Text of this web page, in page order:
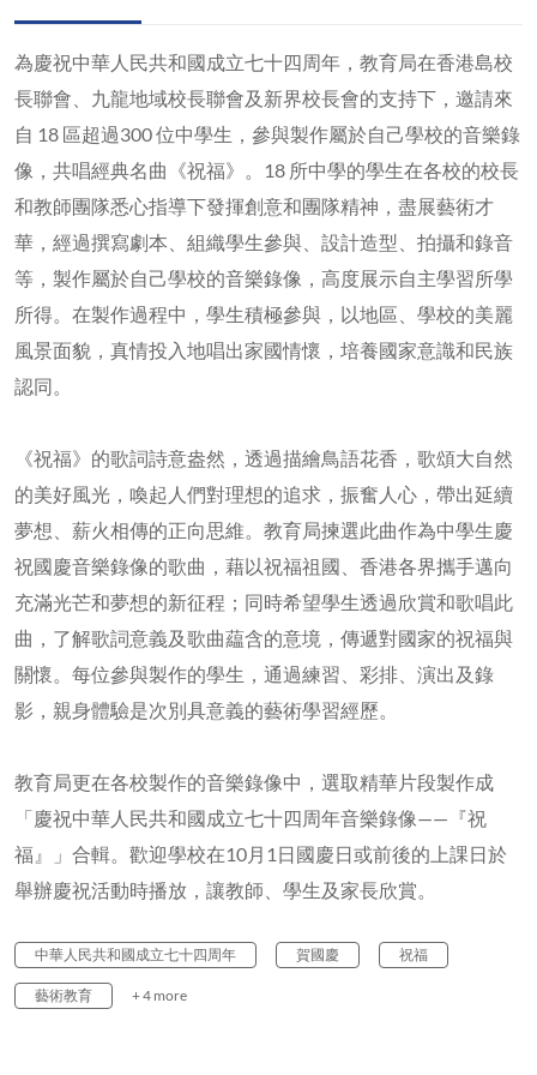
為慶祝中華人民共和國成立七十四周年，教育局在香港島校
長聯會、九龍地域校長聯會及新界校長會的支持下，邀請來
自 18 區超過300 位中學生，參與製作屬於自己學校的音樂錄
像，共唱經典名曲《祝福》。18 所中學的學生在各校的校長
和教師團隊悉心指導下發揮創意和團隊精神，盡展藝術才
華，經過撰寫劇本、組織學生參與、設計造型、拍攝和錄音
等，製作屬於自己學校的音樂錄像，高度展示自主學習所學
所得。在製作過程中，學生積極參與，以地區、學校的美麗
風景面貌，真情投入地唱出家國情懷，培養國家意識和民族
認同。
《祝福》的歌詞詩意盎然，透過描繪鳥語花香，歌頌大自然
的美好風光，喚起人們對理想的追求，振奮人心，帶出延續
夢想、薪火相傳的正向思維。教育局揀選此曲作為中學生慶
祝國慶音樂錄像的歌曲，藉以祝福祖國、香港各界攜手邁向
充滿光芒和夢想的新征程；同時希望學生透過欣賞和歌唱此
曲，了解歌詞意義及歌曲藴含的意境，傳遞對國家的祝福與
關懷。每位參與製作的學生，通過練習、彩排、演出及錄
影，親身體驗是次別具意義的藝術學習經歷。
教育局更在各校製作的音樂錄像中，選取精華片段製作成
「慶祝中華人民共和國成立七十四周年音樂錄像——『祝
福』」合輯。歡迎學校在10月1日國慶日或前後的上課日於
舉辦慶祝活動時播放，讓教師、學生及家長欣賞。
中華人民共和國成立七十四周年 賀國慶 祝福
藝術教育 + 4 more